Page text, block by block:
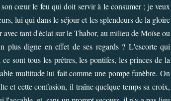
son cœur le feu qui doit servir à le consumer ; je veux
lui qui dans le séjour et les splendeurs de la gloire
avec tant d'éclat sur le Thabor, au milieu de Moïse ou
digne en effet de ses regards ? L'escorte qui
sont tous les prêtres, les pontifes, les princes de la
multitude lui fait comme une pompe funèbre. On
et cette confusion, il traîne quelque temps sa croix,